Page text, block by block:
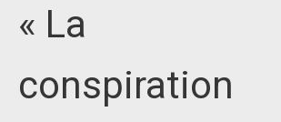
« La
conspiration